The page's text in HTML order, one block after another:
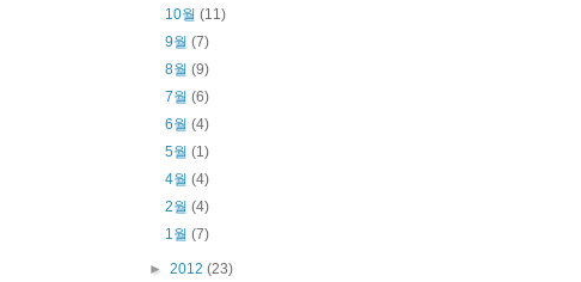
10월(11)
9월(7)
8월(9)
7월(6)
6월(4)
5월(1)
4월(4)
2월(4)
1월(7)
► 2012 (23)